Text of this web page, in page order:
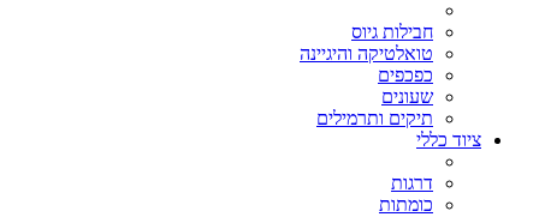
חבילות גיוס
טואלטיקה והיגיינה
כפכפים
שעונים
תיקים ותרמילים
ציוד כללי
דרגות
כומתות